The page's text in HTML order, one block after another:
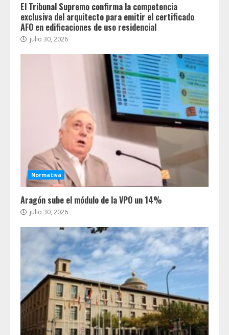
El Tribunal Supremo confirma la competencia
exclusiva del arquitecto para emitir el certificado
AFO en edificaciones de uso residencial
julio 30, 2026
Normativa
Aragón sube el módulo de la VPO un 14%
julio 30, 2026